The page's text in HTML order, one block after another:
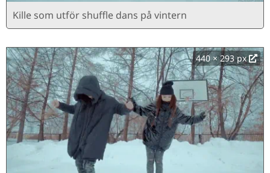
Kille som utför shuffle dans på vintern
440 × 293 px